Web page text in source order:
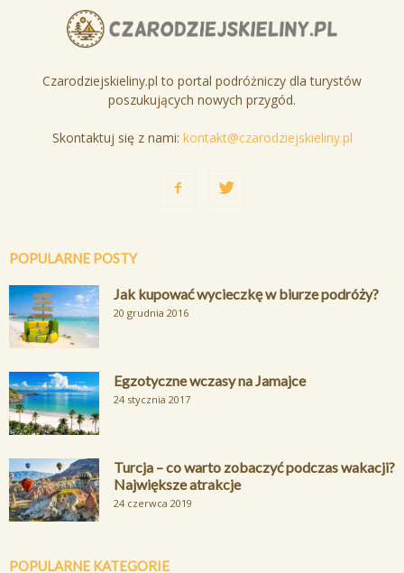
Czarodziejskieliny.pl to portal podróżniczy dla turystów
poszukujących nowych przygód.
Skontaktuj się z nami: kontakt@czarodziejskieliny.pl
POPULARNE POSTY
Jak kupować wycieczkę w biurze podróży?
20 grudnia 2016
Egzotyczne wczasy na Jamajce
24 stycznia 2017
Turcja – co warto zobaczyć podczas wakacji?
Największe atrakcje
24 czerwca 2019
POPULARNE KATEGORIE